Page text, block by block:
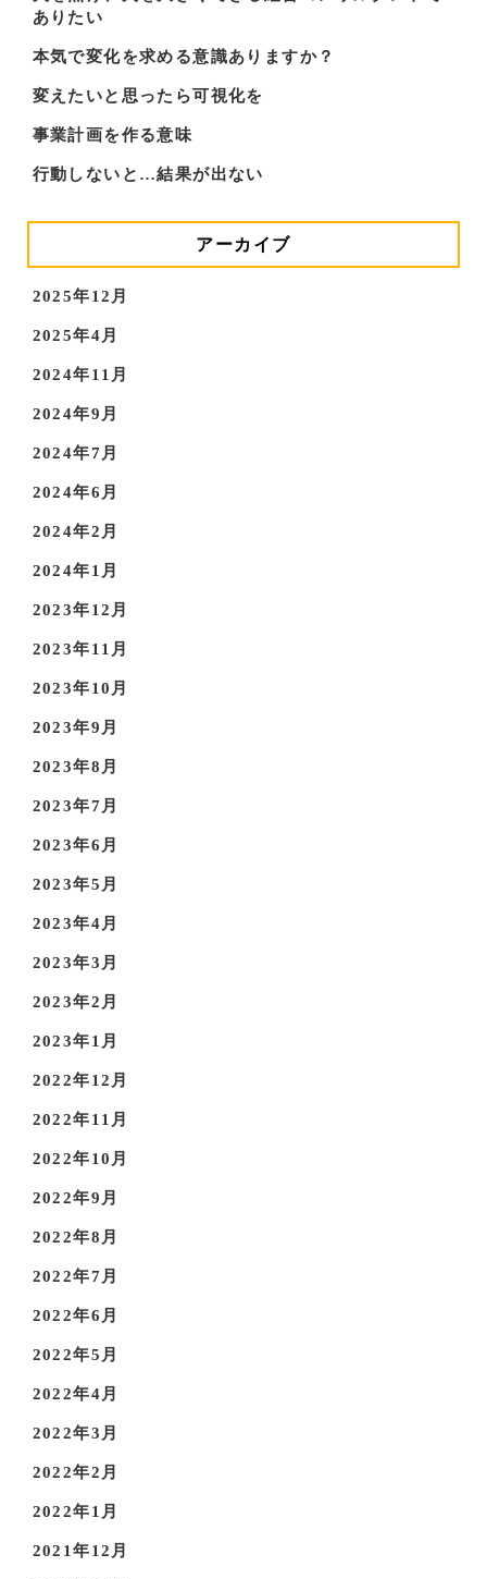
ありたい
本気で変化を求める意識ありますか？
変えたいと思ったら可視化を
事業計画を作る意味
行動しないと…結果が出ない
アーカイブ
2025年12月
2025年4月
2024年11月
2024年9月
2024年7月
2024年6月
2024年2月
2024年1月
2023年12月
2023年11月
2023年10月
2023年9月
2023年8月
2023年7月
2023年6月
2023年5月
2023年4月
2023年3月
2023年2月
2023年1月
2022年12月
2022年11月
2022年10月
2022年9月
2022年8月
2022年7月
2022年6月
2022年5月
2022年4月
2022年3月
2022年2月
2022年1月
2021年12月